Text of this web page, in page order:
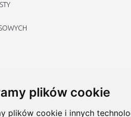
plików cookie
plików cookie i innych